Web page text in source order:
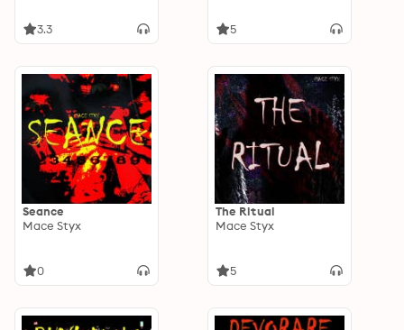
3.3 5
Seance
Mace Styx
0
The Ritual
Mace Styx
5